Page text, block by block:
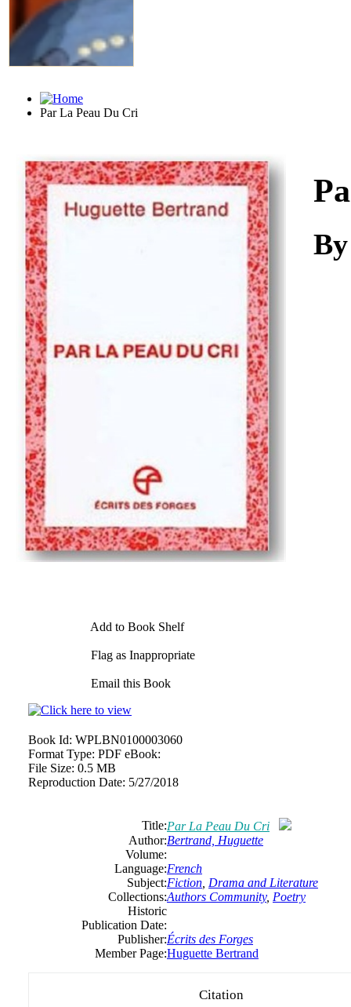
Par La Peau Du Cri
Download
Add to Book Shelf
Flag as Inappropriate
Email this Book
Book Id: WPLBN0100003060
Format Type: PDF eBook:
File Size: 0.5 MB
Reproduction Date: 5/27/2018
Title:Par La Peau Du Cri
Author:Bertrand, Huguette
Volume:
Language:French
Subject:Fiction Drama and Literature
Collections:Authors Community, Poetry
Historic
Publication Date:
Publisher:Écrits des Forges
Member Page:Huguette Bertrand
Citation